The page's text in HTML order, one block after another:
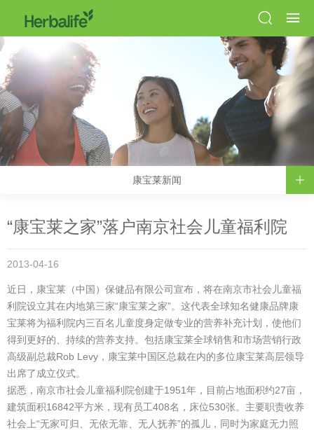
康宝莱新闻
“康宝莱之家”落户南京社会儿童福利院
2013-04-16
近日，康宝莱（中国）保健品有限公司宣布，将在南京市社会儿童福
利院设立其在内地第三家“康宝莱之家”。这代表全球知名健康品牌康
宝莱将为福利院内三百名儿童度身定做专业的营养补充计划，使他们
得到更好的、持续的营养支持。包括康宝莱全球销售和市场营销行政
高级副总裁Rob Levy，康宝莱中国区总裁在内的多位康宝莱高层领导
出席了成立仪式。
据悉，南京市社会儿童福利院创建于1951年，目前占地面积约27亩，
建筑面积16842平方米，现有员工408名，床位530张。主要职责收养
社会上“无家可归、无依无靠、无人抚养”的孤儿，同时为家庭无力照